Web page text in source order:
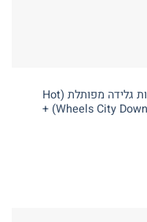
מסלול הוט ווילס סיטי חנות גלידה מפותלת (Hot
Wheels City Downtown Ice Cream Swirl) +